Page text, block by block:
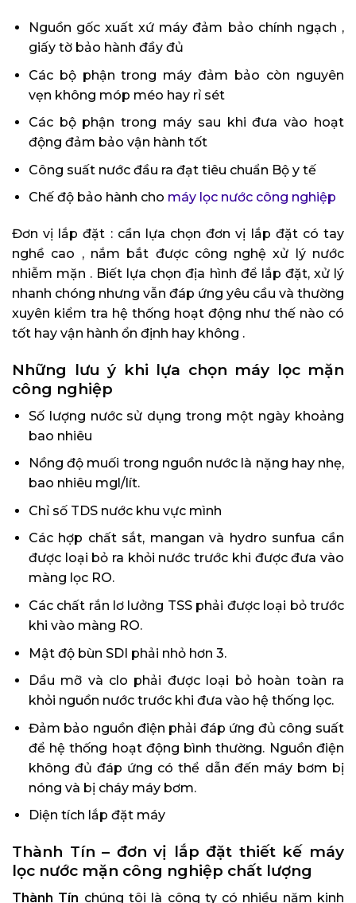
Nguồn gốc xuất xứ máy đảm bảo chính ngạch ,
giấy tờ bảo hành đầy đủ
Các bộ phận trong máy đảm bảo còn nguyên
vẹn không móp méo hay rỉ sét
Các bộ phận trong máy sau khi đưa vào hoạt
động đảm bảo vận hành tốt
Công suất nước đầu ra đạt tiêu chuẩn Bộ y tế
Chế độ bảo hành cho máy lọc nước công nghiệp
Đơn vị lắp đặt : cần lựa chọn đơn vị lắp đặt có tay
nghề cao , nắm bắt được công nghệ xử lý nước
nhiễm mặn . Biết lựa chọn địa hình để lắp đặt, xử lý
nhanh chóng nhưng vẫn đáp ứng yêu cầu và thường
xuyên kiểm tra hệ thống hoạt động như thế nào có
tốt hay vận hành ổn định hay không .
Những lưu ý khi lựa chọn máy lọc mặn
công nghiệp
Số lượng nước sử dụng trong một ngày khoảng
bao nhiêu
Nồng độ muối trong nguồn nước là nặng hay nhẹ,
bao nhiêu mgl/lít.
Chỉ số TDS nước khu vực mình
Các hợp chất sắt, mangan và hydro sunfua cần
được loại bỏ ra khỏi nước trước khi được đưa vào
màng lọc RO.
Các chất rắn lơ lưởng TSS phải được loại bỏ trước
khi vào màng RO.
Mật độ bùn SDI phải nhỏ hơn 3.
Dầu mỡ và clo phải được loại bỏ hoàn toàn ra
khỏi nguồn nước trước khi đưa vào hệ thống lọc.
Đảm bảo nguồn điện phải đáp ứng đủ công suất
để hệ thống hoạt động bình thường. Nguồn điện
không đủ đáp ứng có thể dẫn đến máy bơm bị
nóng và bị cháy máy bơm.
Diện tích lắp đặt máy
Thành Tín – đơn vị lắp đặt thiết kế máy
lọc nước mặn công nghiệp chất lượng
Thành Tín chúng tôi là công ty có nhiều năm kinh